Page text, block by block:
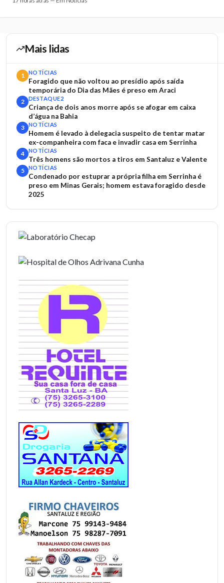
Mais lidas
1 NOTÍCIAS
Foragido que não voltou ao presídio após saída
temporária do Dia das Mães é preso em Araci
2 DESTAQUE2
Criança de dois anos morre após se afogar em caixa
d’água na Bahia
3 NOTÍCIAS
Homem é levado à delegacia suspeito de tentar matar
ex-companheira com faca e invadir casa em Serrinha
4 NOTÍCIAS
Três homens são mortos a tiros em Santaluz e Valente
5 NOTÍCIAS
Condenado por estuprar a própria filha em Serrinha é
preso em Minas Gerais; homem estava foragido desde
2025